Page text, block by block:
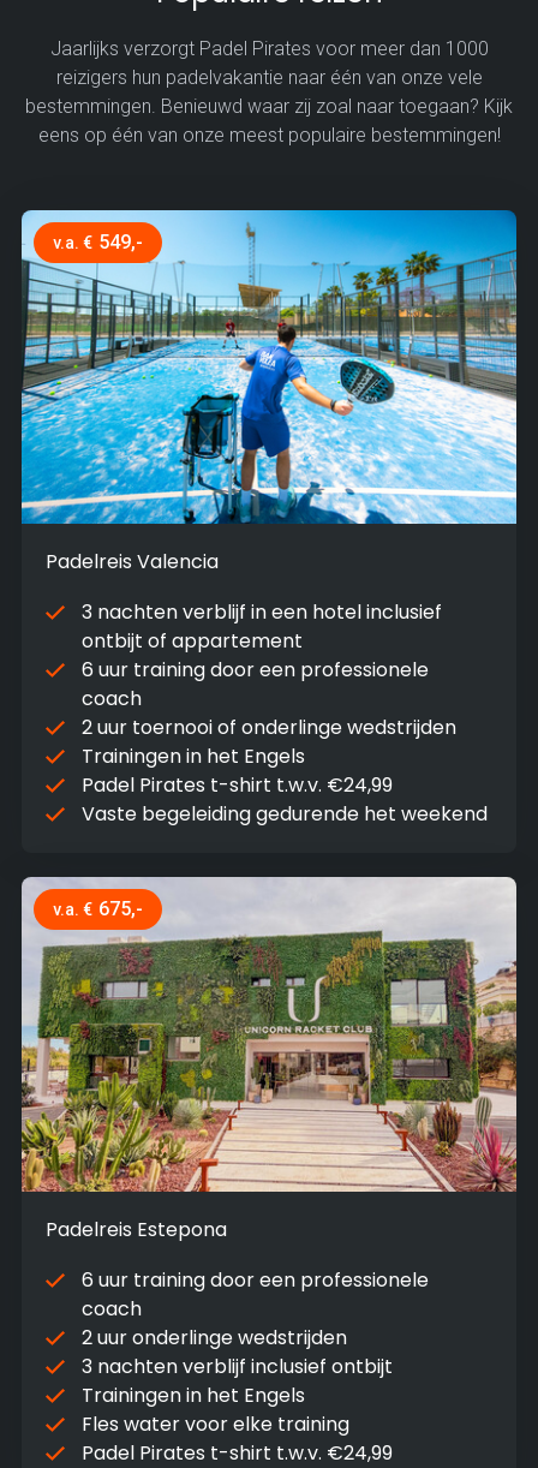
Jaarlijks verzorgt Padel Pirates voor meer dan 1000
reizigers hun padelvakantie naar één van onze vele
bestemmingen. Benieuwd waar zij zoal naar toegaan? Kijk
eens op één van onze meest populaire bestemmingen!
v.a. € 549,-
Padelreis Valencia
3 nachten verblijf in een hotel inclusief
ontbijt of appartement
6 uur training door een professionele
coach
2 uur toernooi of onderlinge wedstrijden
Trainingen in het Engels
Padel Pirates t-shirt t.w.v. €24,99
Vaste begeleiding gedurende het weekend
v.a. € 675,-
Padelreis Estepona
6 uur training door een professionele
coach
2 uur onderlinge wedstrijden
3 nachten verblijf inclusief ontbijt
Trainingen in het Engels
Fles water voor elke training
Padel Pirates t-shirt t.w.v. €24,99